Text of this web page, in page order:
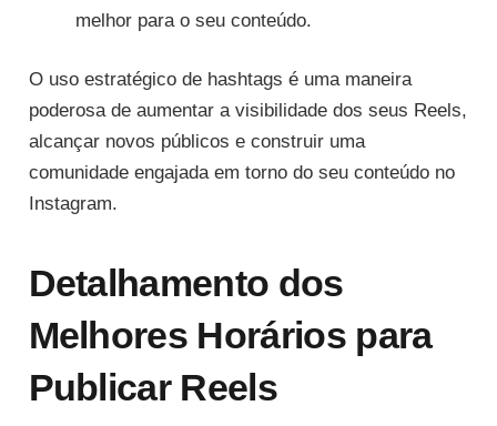
melhor para o seu conteúdo.
O uso estratégico de hashtags é uma maneira
poderosa de aumentar a visibilidade dos seus Reels,
alcançar novos públicos e construir uma
comunidade engajada em torno do seu conteúdo no
Instagram.
Detalhamento dos
Melhores Horários para
Publicar Reels